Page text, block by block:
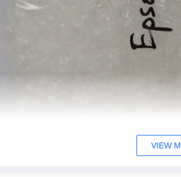
VIEW